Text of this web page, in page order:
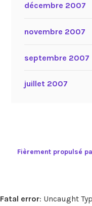
décembre 2007
novembre 2007
septembre 2007
juillet 2007
Fièrement propulsé
Fatal error: Uncaught